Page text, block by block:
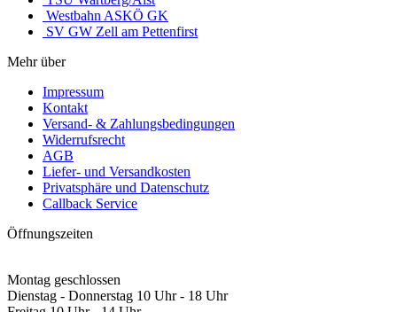
Westbahn ASKÖ GK
SV GW Zell am Pettenfirst
Mehr über
Impressum
Kontakt
Versand- & Zahlungsbedingungen
Widerrufsrecht
AGB
Liefer- und Versandkosten
Privatsphäre und Datenschutz
Callback Service
Öffnungszeiten
Montag geschlossen
Dienstag - Donnerstag 10 Uhr - 18 Uhr